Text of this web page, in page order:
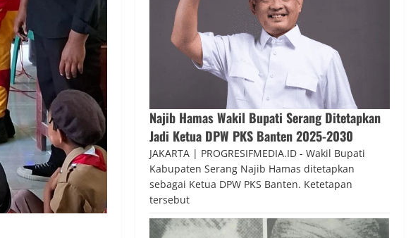
Najib Hamas Wakil Bupati Serang Ditetapkan
Jadi Ketua DPW PKS Banten 2025-2030
JAKARTA | PROGRESIFMEDIA.ID - Wakil Bupati
Kabupaten Serang Najib Hamas ditetapkan
sebagai Ketua DPW PKS Banten. Ketetapan
tersebut